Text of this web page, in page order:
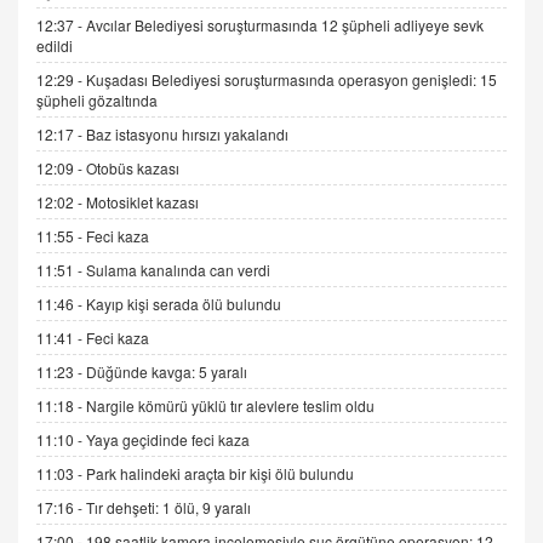
ADEM AKÖL
Esed Destekçilerinin Yüzüne Vurulan Şamar:
Sednaya
11.12.2024 12:30
DR. EKREM ASLAN
Gerçek Ne, Algı Ne? "Beraber Yürüyoruz"
Cümlesinin Peşinden
19.07.2025 12:45
GÖNÜL MENEKŞE
Şifacının Yolu
04.11.2025 12:56
AV. RÜMEYSA ÖZKALE
Kira Uyuşmazlıklarında Dava Açmadan Önce
Arabulucuya Başvuru Şartı
23.09.2023 16:30
12:37 -Avcılar Belediyesi soruşturmasında 12 şüpheli adliyeye sevk
edildi
12:29 - Kuşadası Belediyesi soruşturmasında operasyon genişledi: 15
şüpheli gözaltında
12:17 - Baz istasyonu hırsızı yakalandı
12:09 -Otobüs kazası
12:02 - Motosiklet kazası
11:55 - Feci kaza
11:51 -Sulama kanalında can verdi
11:46 - Kayıp kişi serada ölü bulundu
11:41 - Feci kaza
11:23 - Düğünde kavga: 5 yaralı
11:18 - Nargile kömürü yüklü tır alevlere teslim oldu
11:10 -Yaya geçidinde feci kaza
11:03 - Park halindeki araçta bir kişi ölü bulundu
17:16 -Tır dehşeti: 1 ölü, 9 yaralı